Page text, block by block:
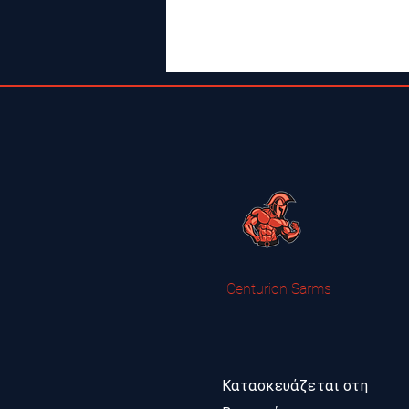
Centurion Sarms
Κατασκευάζεται στη